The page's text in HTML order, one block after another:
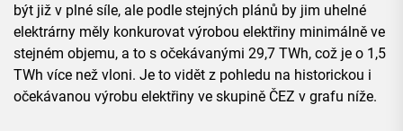
být již v plné síle, ale podle stejných plánů by jim uhelné
elektrárny měly konkurovat výrobou elektřiny minimálně ve
stejném objemu, a to s očekávanými 29,7 TWh, což je o 1,5
TWh více než vloni. Je to vidět z pohledu na historickou i
očekávanou výrobu elektřiny ve skupině ČEZ v grafu níže.